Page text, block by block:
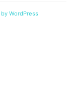
WordPress